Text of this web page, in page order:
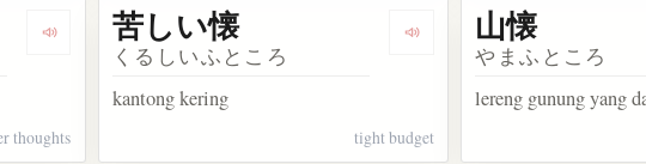
Dengarkan kosakata 襟懐
thoughts
Dengarkan kosakata 苦しい懐
苦しい懐
くるしいふところ
kantong kering
tight budget
山懐
やまふところ
lereng gunung yang